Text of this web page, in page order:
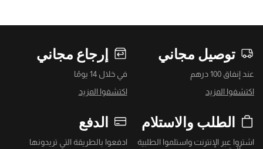
توصيل مجاني
عند إنفاق 100 درهم
اكتشفوا المزيد
إرجاع مجاني
في خلال 14 يومًا
اكتشفوا المزيد
الطلب والاستلام
اشتروا عبر الإنترنت واستلموا الطلبية
الدفع
ادفعوا بالطريقة التي تريدونها